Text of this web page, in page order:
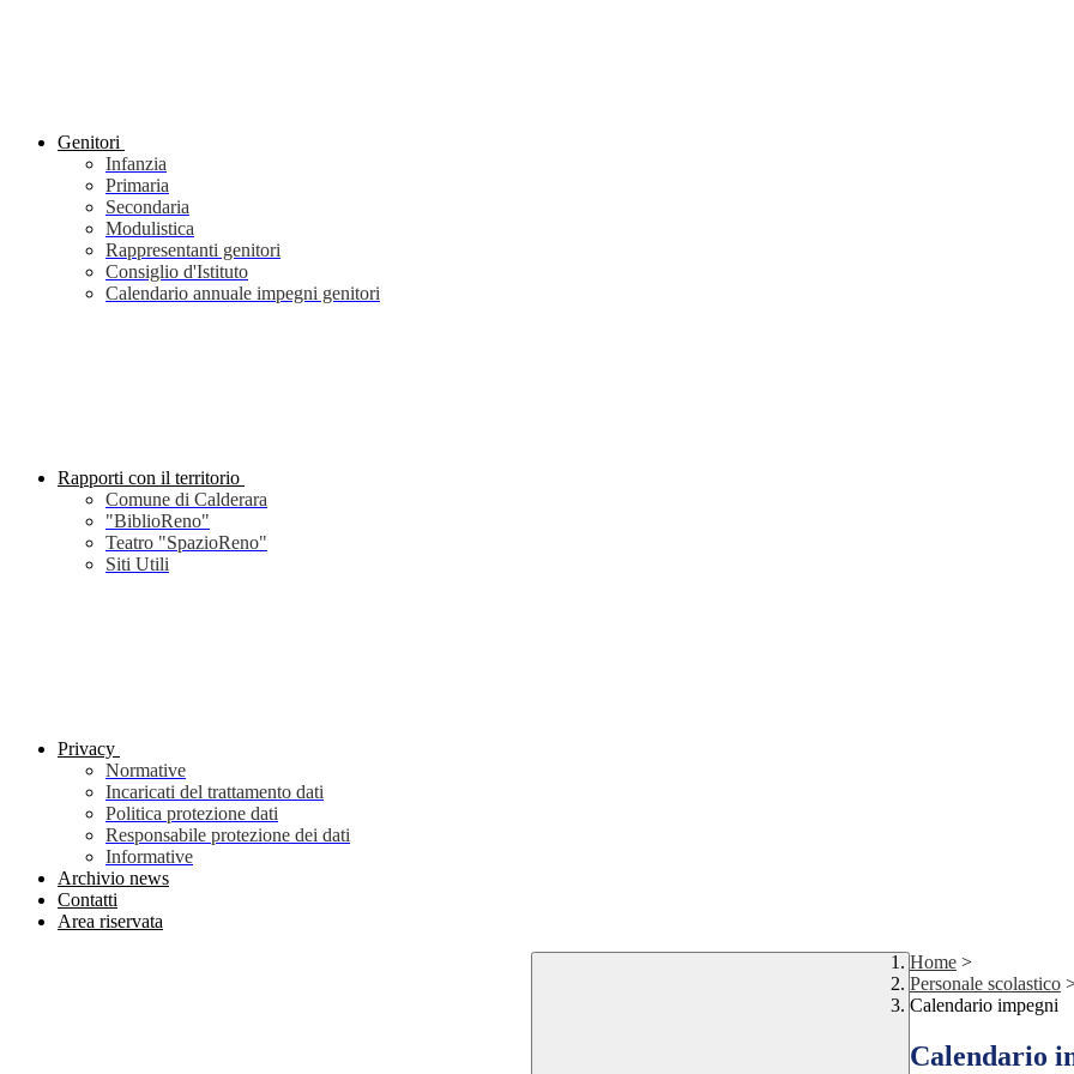
Genitori
Infanzia
Primaria
Secondaria
Modulistica
Rappresentanti genitori
Consiglio d'Istituto
Calendario annuale impegni genitori
Rapporti con il territorio
Comune di Calderara
"BiblioReno"
Teatro "SpazioReno"
Siti Utili
Privacy
Normative
Incaricati del trattamento dati
Politica protezione dati
Responsabile protezione dei dati
Informative
Archivio news
Contatti
Area riservata
Home >
Personale scolastico
Calendario impegni
Calendario